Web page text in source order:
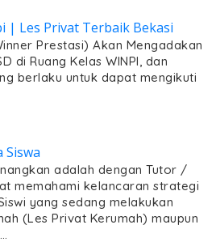
Prestasi) Akan Mengadakan
di Ruang Kelas WINPI, dan
berlaku untuk dapat mengikuti
adalah dengan Tutor /
memahami kelancaran strategi
yang sedang melakukan
(Les Privat Kerumah) maupun